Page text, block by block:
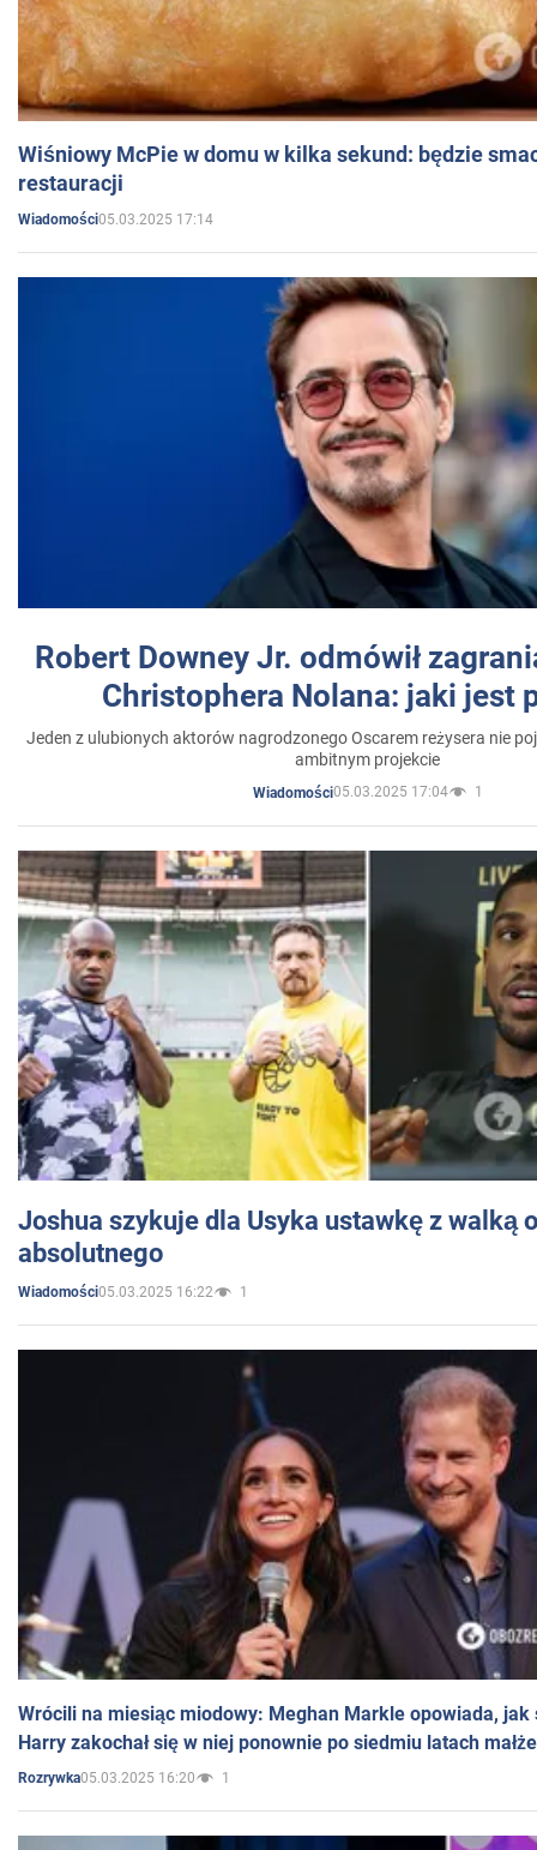
Wiśniowy McPie w domu w kilka sekund: będzie
restauracji
Wiadomości05.03.2025 17:14
Robert Downey Jr. odmówił
Christophera Nolana: jaki jest
Jeden z ulubionych aktorów nagrodzonego Oscarem reżysera nie
ambitnym projekcie
Wiadomości05.03.2025 17:04 1
Joshua szykuje dla Usyka ustawkę z walką
absolutnego
Wiadomości05.03.2025 16:22 1
Wrócili na miesiąc miodowy: Meghan Markle opowiada, jak
Harry zakochał się w niej ponownie po siedmiu latach
Rozrywka05.03.2025 16:20 1